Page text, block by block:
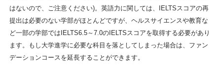
はないので、ご注意ください)。英語力に関しては、IELTSスコアの再
提出は必要のない学部がほとんどですが、ヘルスサイエンスや教育な
ど一部の学部ではIELTS6.5～7.0のIELTSスコアを取得する必要があり
ます。もし大学進学に必要な科目を落としてしまった場合は、ファン
デーションコースを延長することができます。